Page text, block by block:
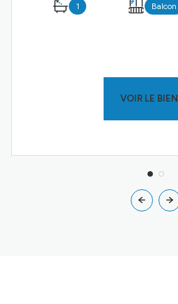
1 Balcon
VOIR LE BIEN